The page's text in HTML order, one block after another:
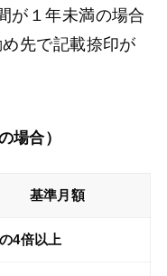
が１年未満の場合
先で記載捺印が
場合）
基準月額
4倍以上